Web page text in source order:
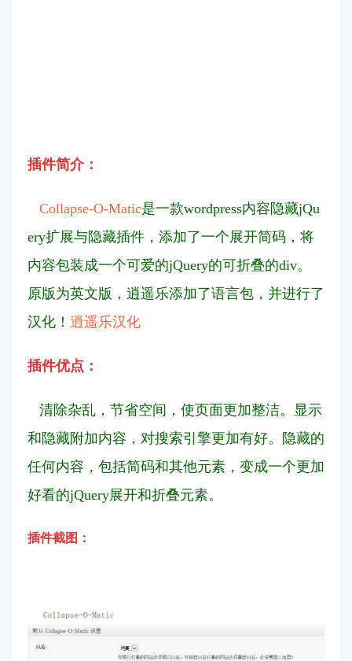
插件简介：
Collapse-O-Matic是一款wordpress内容隐藏jQu
ery扩展与隐藏插件， 添加了一个展开简码，将
内容包装成一个可爱的jQuery的可折叠的div。
原版为英文版，逍遥乐添加了语言包，并进行了
汉化！ 逍遥乐汉化
插件优点：
清除杂乱，节省空间，使页面更加整洁。显示
和隐藏附加内容，对搜索引擎更加有好。隐藏的
任何内容， 包括简码和其他元素，变成一个更加
好看的jQuery展开和折叠元素。
插件截图：